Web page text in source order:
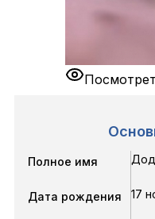
Полное имя
Дата рождения 17